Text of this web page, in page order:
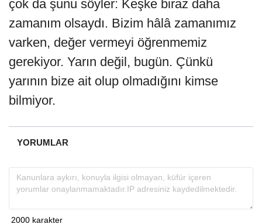
çok da şunu söyler: Keşke biraz daha
zamanım olsaydı. Bizim hâlâ zamanımız
varken, değer vermeyi öğrenmemiz
gerekiyor. Yarın değil, bugün. Çünkü
yarının bize ait olup olmadığını kimse
bilmiyor.
YORUMLAR